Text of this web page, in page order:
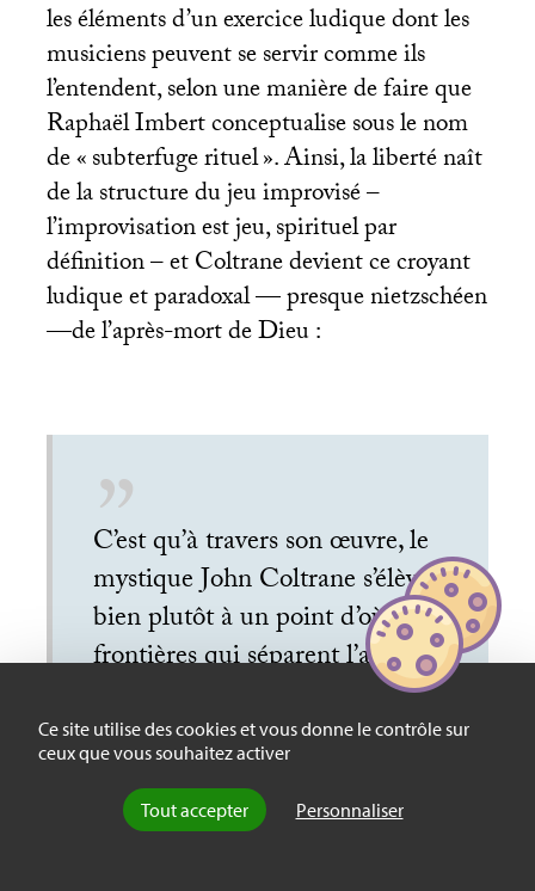
Ce site utilise des cookies et vous donne le contrôle sur
ceux que vous souhaitez activer
Tout accepter Personnaliser
les éléments d’un exercice ludique dont les
musiciens peuvent se servir comme ils
l’entendent, selon une manière de faire que
Raphaël Imbert conceptualise sous le nom
de «subterfuge rituel». Ainsi, la liberté naît
de la structure du jeu improvisé –
l’improvisation est jeu, spirituel par
définition – et Coltrane devient ce croyant
ludique et paradoxal — presque nietzschéen
—de l’après-mort de Dieu :
C’est qu’à travers son œuvre, le
mystique John Coltrane s’élève
bien plutôt à un point d’où les
frontières qui séparent l’art, la
spiritualité et la vie s’abolissent
d’elles-mêmes. Il met en œuvre
un grand jeu, en somme, à
travers lequel la vérité du désir,